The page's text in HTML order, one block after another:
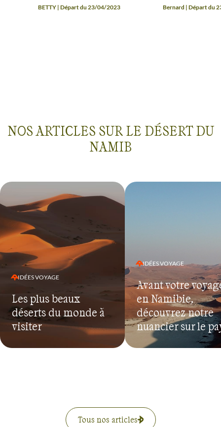
BETTY | Départ du 23/04/2023
voyage avec 3
Bernard | Départ du
NOS ARTICLES SUR LE DÉSERT DU
NAMIB
IDÉES VOYAGE
Les plus beaux
déserts du monde à
visiter
IDÉES VOYAGE
Avant votre
en Namibie,
découvrez notre
nuancier sur le
Tous nos articles